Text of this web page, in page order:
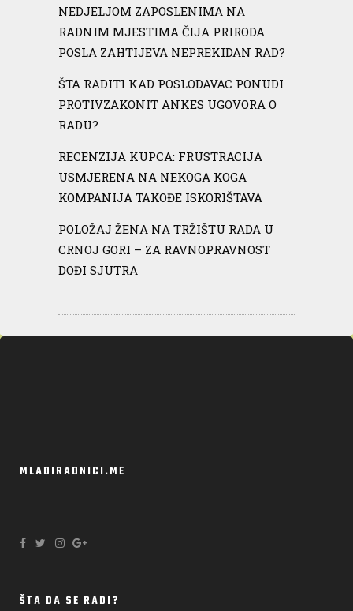
NEDJELJOM ZAPOSLENIMA NA
RADNIM MJESTIMA ČIJA PRIRODA
POSLA ZAHTIJEVA NEPREKIDAN RAD?
ŠTA RADITI KAD POSLODAVAC PONUDI
PROTIVZAKONIT ANKES UGOVORA O
RADU?
RECENZIJA KUPCA: FRUSTRACIJA
USMJERENA NA NEKOGA KOGA
KOMPANIJA TAKOĐE ISKORIŠTAVA
POLOŽAJ ŽENA NA TRŽIŠTU RADA U
CRNOJ GORI – ZA RAVNOPRAVNOST
DOĐI SJUTRA
MLADIRADNICI.ME
ŠTA DA SE RADI?